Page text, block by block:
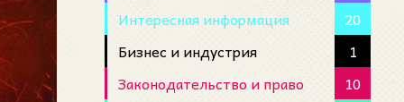
Интересная информация
20
Бизнес и индустрия
1
Законодательство и право
10